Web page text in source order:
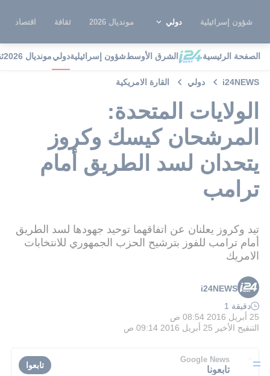
شؤون إسرائيلية دولي مونديال 2026 ثقافة اقتصاد
الصفحة الرئيسية الشرق الأوسطشؤون إسرائيليةدوليمونديال 2026
i24NEWS دولي القارة الامريكية
الولايات المتحدة:
المرشحان كيسك وكروز
يتحدان لسد الطريق أمام
ترامب
تيد وكروز يعلنان عن اتفاقهما توحيد جهودها لسد الطريق
أمام ترامب للفوز بترشيح الحزب الجمهوري للانتخابات
الامريك
i24NEWS
دقيقة 1
25 أبريل 2016 08:54 ص
التنقيح الأخير 25 أبريل 2016 09:14 ص
Google News
تابعونا تابعوا